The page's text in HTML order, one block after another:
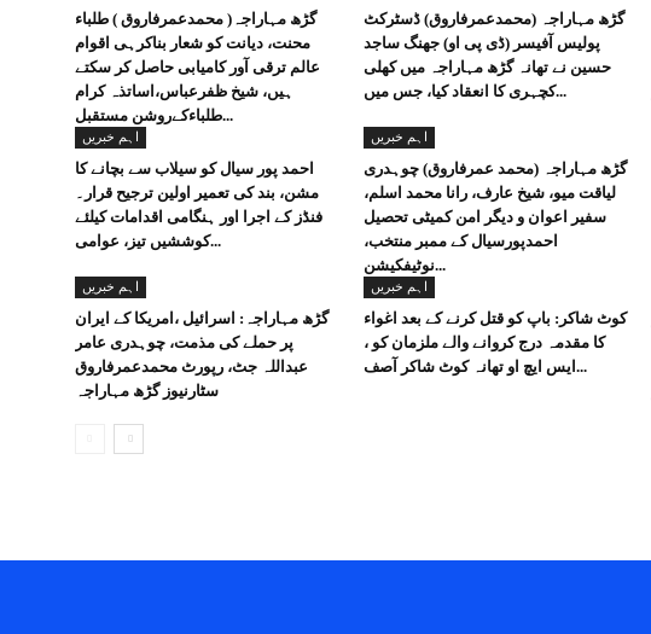
گڑھ مہاراجہ( محمدعمرفاروق ) طلباء
محنت، دیانت کو شعار بناکرہی اقوام
عالم ترقی آور کامیابی حاصل کر سکتے
ہیں، شیخ ظفرعباس،اساتذہ کرام
طلباءکےروشن مستقبل...
گڑھ مہاراجہ (محمدعمرفاروق) ڈسٹرکٹ
پولیس آفیسر (ڈی پی او) جھنگ ساجد
حسین نے تھانہ گڑھ مہاراجہ میں کھلی
کچہری کا انعقاد کیا، جس میں...
اہم خبریں
احمد پور سیال کو سیلاب سے بچانے کا
مشن، بند کی تعمیر اولین ترجیح قرار۔
فنڈز کے اجرا اور ہنگامی اقدامات کیلئے
کوششیں تیز، عوامی...
اہم خبریں
گڑھ مہاراجہ (محمد عمرفاروق) چوہدری
لیاقت میو، شیخ عارف، رانا محمد اسلم،
سفیر اعوان و دیگر امن کمیٹی تحصیل
احمدپورسیال کے ممبر منتخب،
نوٹیفکیشن...
اہم خبریں
گڑھ مہاراجہ: اسرائیل ،امریکا کے ایران
پر حملے کی مذمت، چوہدری عامر
عبداللہ جٹ، رپورٹ محمدعمرفاروق
سٹارنیوز گڑھ مہاراجہ
اہم خبریں
کوٹ شاکر: باپ کو قتل کرنے کے بعد اغواء
کا مقدمہ درج کروانے والے ملزمان کو ،
ایس ایچ او تھانہ کوٹ شاکر آصف...